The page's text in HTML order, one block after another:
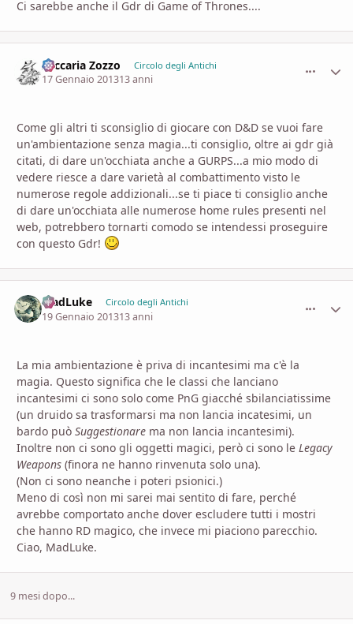
Ci sarebbe anche il Gdr di Game of Thrones....
Zaccaria Zozzo Circolo degli Antichi
17 Gennaio 201313 anni
Come gli altri ti sconsiglio di giocare con D&D se vuoi fare
un'ambientazione senza magia...ti consiglio, oltre ai gdr già
citati, di dare un'occhiata anche a GURPS...a mio modo di
vedere riesce a dare varietà al combattimento visto le
numerose regole addizionali...se ti piace ti consiglio anche
di dare un'occhiata alle numerose home rules presenti nel
web, potrebbero tornarti comodo se intendessi proseguire
con questo Gdr!
MadLuke Circolo degli Antichi
19 Gennaio 201313 anni
La mia ambientazione è priva di incantesimi ma c'è la
magia. Questo significa che le classi che lanciano
incantesimi ci sono solo come PnG giacché sbilanciatissime
(un druido sa trasformarsi ma non lancia incatesimi, un
bardo può Suggestionare ma non lancia incantesimi).
Inoltre non ci sono gli oggetti magici, però ci sono le Legacy
Weapons (finora ne hanno rinvenuta solo una).
(Non ci sono neanche i poteri psionici.)
Meno di così non mi sarei mai sentito di fare, perché
avrebbe comportato anche dover escludere tutti i mostri
che hanno RD magico, che invece mi piaciono parecchio.
Ciao, MadLuke.
9 mesi dopo...